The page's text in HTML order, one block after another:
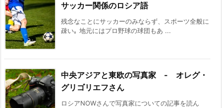
サッカー関係のロシア語
残念なことにサッカーのみならず、スポーツ全般に
疎い｡ 地元にはプロ野球の球団もあ ...
中央アジアと東欧の写真家 - オレグ・
グリゴリエフさん
ロシアNOWさんで写真家についての記事を読ん